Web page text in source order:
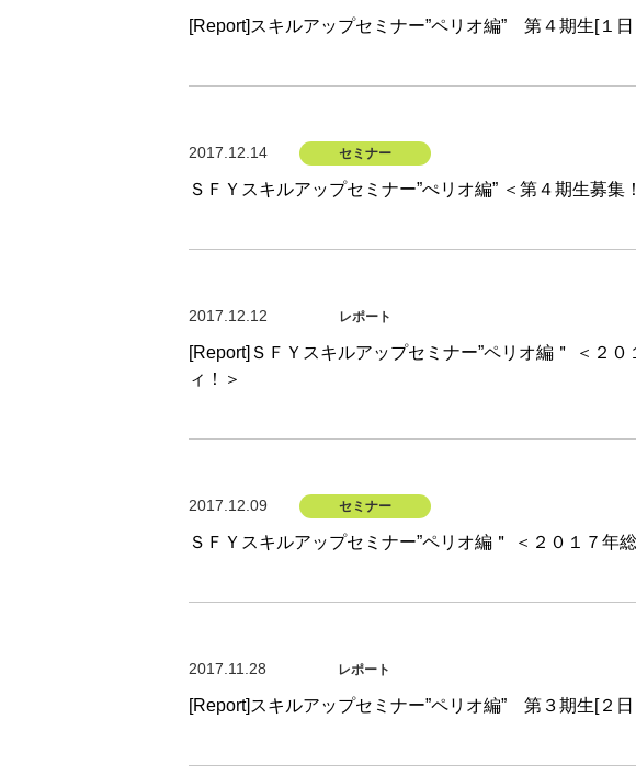
[Report]スキルアップセミナー”ペリオ編” 第４期生[１日
2017.12.14 セミナー
ＳＦＹスキルアップセミナー”ぺリオ編” ＜第４期生募集
2017.12.12 レポート
[Report]ＳＦＹスキルアップセミナー”ペリオ編＂ ＜２
ィ！＞
2017.12.09 セミナー
ＳＦＹスキルアップセミナー”ペリオ編＂ ＜２０１７年
2017.11.28 レポート
[Report]スキルアップセミナー”ペリオ編” 第３期生[２日